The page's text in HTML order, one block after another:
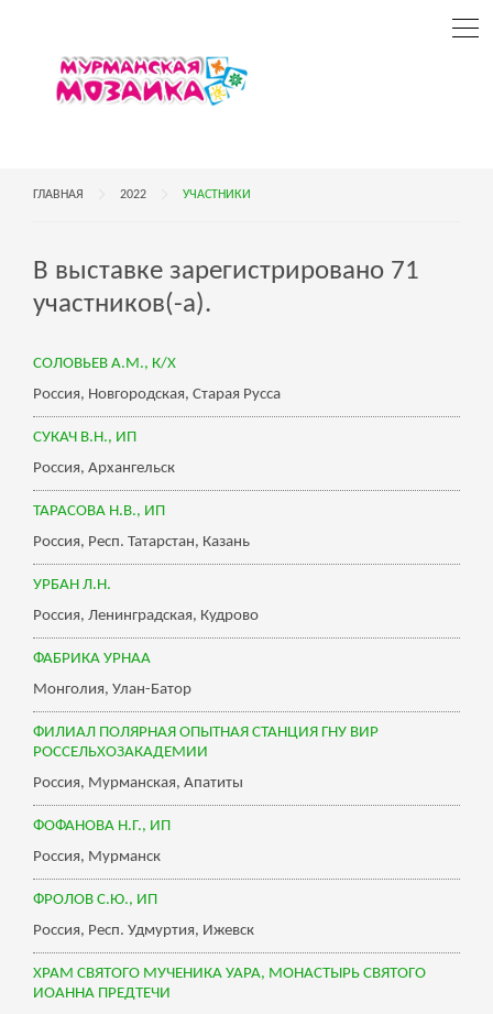
ГЛАВНАЯ 2022 УЧАСТНИКИ
В выставке зарегистрировано 71
участников(-а).
СОЛОВЬЕВ А.М., К/X
Россия, Новгородская, Старая Русса
СУКАЧ В.Н., ИП
Россия, Архангельск
ТАРАСОВА Н.В., ИП
Россия, Респ. Татарстан, Казань
УРБАН Л.Н.
Россия, Ленинградская, Кудрово
ФАБРИКА УРНАА
Монголия, Улан-Батор
ФИЛИАЛ ПОЛЯРНАЯ ОПЫТНАЯ СТАНЦИЯ ГНУ ВИР
РОССЕЛЬХОЗАКАДЕМИИ
Россия, Мурманская, Апатиты
ФОФАНОВА Н.Г., ИП
Россия, Мурманск
ФРОЛОВ С.Ю., ИП
Россия, Респ. Удмуртия, Ижевск
ХРАМ СВЯТОГО МУЧЕНИКА УАРА, МОНАСТЫРЬ СВЯТОГО
ИОАННА ПРЕДТЕЧИ